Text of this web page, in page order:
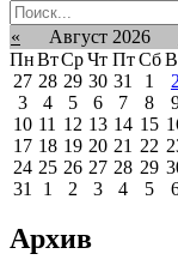
«
Август 2026
ПнВтСрЧт Пт Сб
27 28 29 30 31 1
2
3
4 5 6 7 8
10 11 12 13 14 15
17 18 19 20 21 22
24 25 26 27 28 29
31
1 2 3 4 5
Архив